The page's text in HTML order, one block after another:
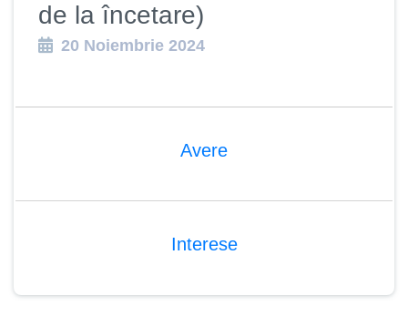
de la încetare)
20 Noiembrie 2024
Avere
Interese